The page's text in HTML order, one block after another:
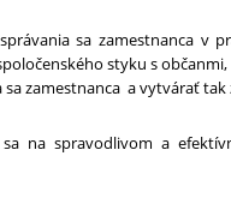
sa zamestnanca v
styku s
sa zamestnanca a vytvárať
na spravodlivom a